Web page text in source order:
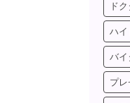
ド
ハイ
バイ
プレ